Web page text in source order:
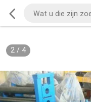
2/ 4